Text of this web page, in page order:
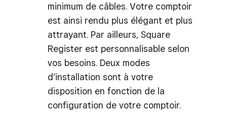
minimum de câbles. Votre comptoir
est ainsi rendu plus élégant et plus
attrayant. Par ailleurs, Square
Register est personnalisable selon
vos besoins. Deux modes
d’installation sont à votre
disposition en fonction de la
configuration de votre comptoir.